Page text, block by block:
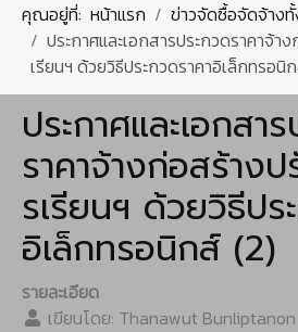
คุณอยู่ที่: หน้าแรก
ข่าวจัดซื้อจัดจ้าง
ประกาศและเอกสารประกวดราคาจ้า
เรียนฯ ด้วยวิธีประกวดราคาอิเล็กทรอนิ
ประกาศและเอกสา
ราคาจ้างก่อสร้าง
รเรียนฯ ด้วยวิธีปร
อิเล็กทรอนิกส์ (2)
รายละเอียด
เขียนโดย: Thanawut Bunliptanon